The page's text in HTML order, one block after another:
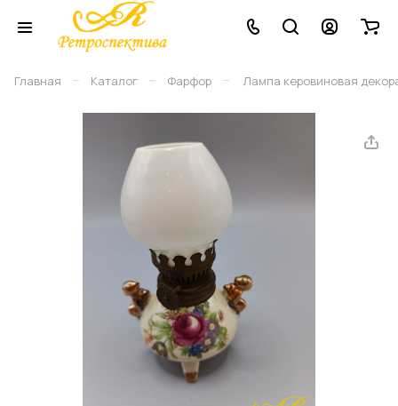
Главная – Каталог – Фарфор – Лампа керовиновая